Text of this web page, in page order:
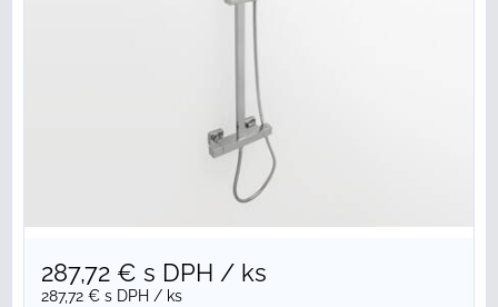
287,72 € s DPH / ks
287,72 € s DPH / ks